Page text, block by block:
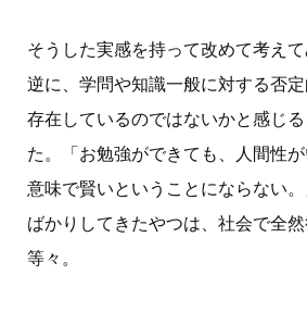
そうした実感を持って改めて考え
逆に、学問や知識一般に対する否
存在しているのではないかと感じ
た。「お勉強ができても、人間性
意味で賢いということにならない
ばかりしてきたやつは、社会で全然
等々。